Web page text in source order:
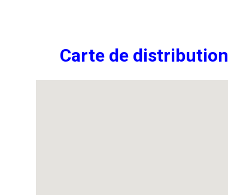
Carte de distribution